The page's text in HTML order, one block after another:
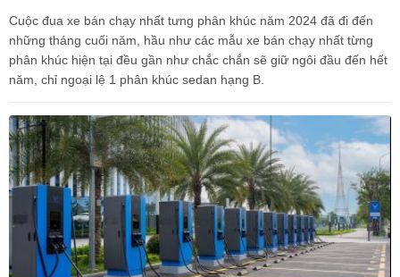
Cuộc đua xe bán chạy nhất tưng phân khúc năm 2024 đã đi đến
những tháng cuối năm, hầu như các mẫu xe bán chạy nhất từng
phân khúc hiện tại đều gần như chắc chắn sẽ giữ ngôi đầu đến hết
năm, chỉ ngoại lệ 1 phân khúc sedan hạng B.